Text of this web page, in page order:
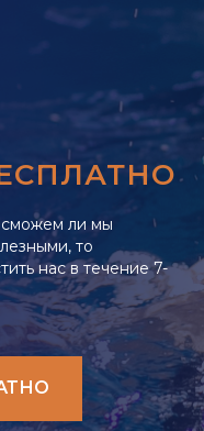
сможем ли мы
то
нас в течение 7-